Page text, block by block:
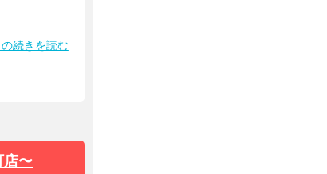
続きを読む
店〜